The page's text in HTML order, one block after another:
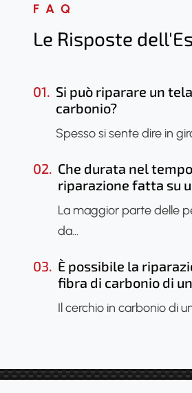
FAQ
Le Risposte
01. Si può riparare un
carbonio?
Spesso si sente dire in
02. Che durata nel
riparazione fatta su
La maggior parte delle
da…
03. È possibile la
fibra di carbonio di
bicicletta?
Il cerchio in carbonio di